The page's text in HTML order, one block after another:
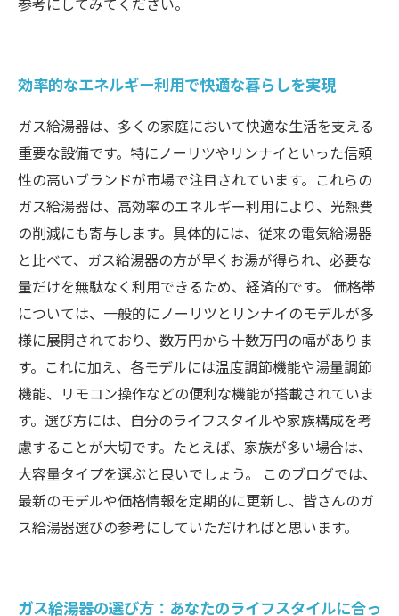
効率的なエネルギー利用で快適な暮らしを実現
ガス給湯器は、多くの家庭において快適な生活を支える
重要な設備です。特にノーリツやリンナイといった信頼
性の高いブランドが市場で注目されています。これらの
ガス給湯器は、高効率のエネルギー利用により、光熱費
の削減にも寄与します。具体的には、従来の電気給湯器
と比べて、ガス給湯器の方が早くお湯が得られ、必要な
量だけを無駄なく利用できるため、経済的です。 価格帯
については、一般的にノーリツとリンナイのモデルが多
様に展開されており、数万円から十数万円の幅がありま
す。これに加え、各モデルには温度調節機能や湯量調節
機能、リモコン操作などの便利な機能が搭載されていま
す。選び方には、自分のライフスタイルや家族構成を考
慮することが大切です。たとえば、家族が多い場合は、
大容量タイプを選ぶと良いでしょう。 このブログでは、
最新のモデルや価格情報を定期的に更新し、皆さんのガ
ス給湯器選びの参考にしていただければと思います。
ガス給湯器の選び方：あなたのライフスタイルに合っ